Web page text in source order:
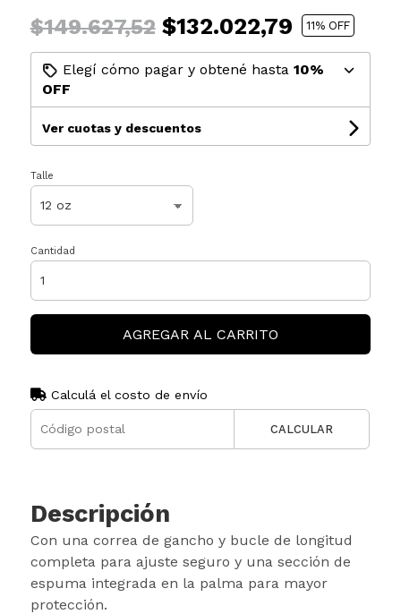
$149.627,52$132.022,79 11% OFF
Elegí cómo pagar y obtené hasta 10%
OFF
Ver cuotas y descuentos
Talle
Cantidad
AGREGAR AL CARRITO
Calculá el costo de envío
CALCULAR
Descripción
Con una correa de gancho y bucle de longitud
completa para ajuste seguro y una sección de
espuma integrada en la palma para mayor
protección.